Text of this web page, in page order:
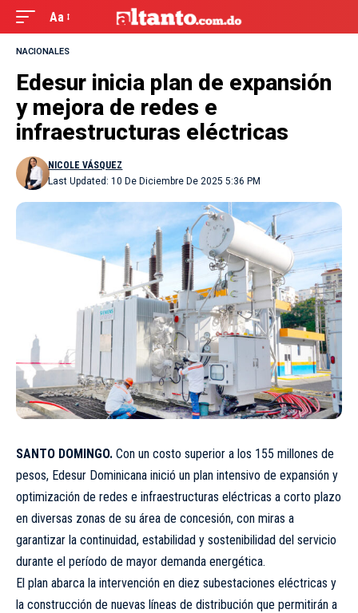
Aa
NACIONALES
Edesur inicia plan de expansión
y mejora de redes e
infraestructuras eléctricas
Last Updated: 10 De Diciembre De 2025 5:36 PM
NICOLE VÁSQUEZ
SANTO DOMINGO. Con un costo superior a los 155 millones de
pesos, Edesur Dominicana inició un plan intensivo de expansión y
optimización de redes e infraestructuras eléctricas a corto plazo
en diversas zonas de su área de concesión, con miras a
garantizar la continuidad, estabilidad y sostenibilidad del servicio
durante el período de mayor demanda energética.
El plan abarca la intervención en diez subestaciones eléctricas y
la construcción de nuevas líneas de distribución que permitirán a